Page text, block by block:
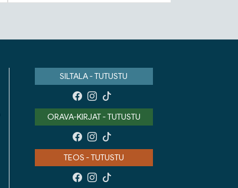
SILTALA - TUTUSTU
ORAVA-KIRJAT - TUTUSTU
TEOS - TUTUSTU